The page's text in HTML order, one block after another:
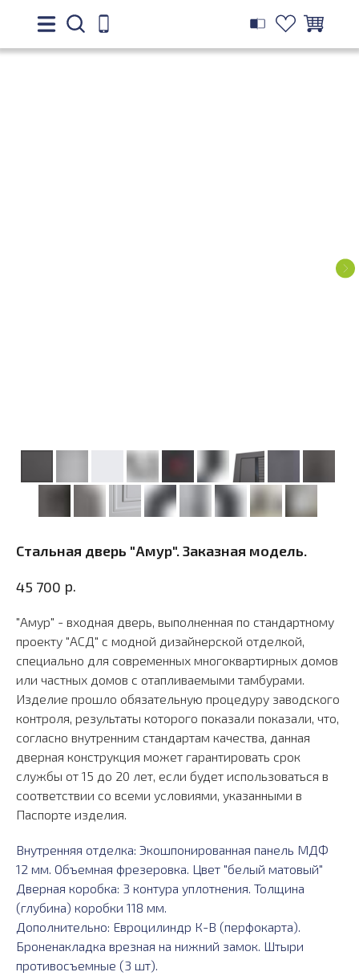
Стальная дверь "Амур". Заказная модель.
45 700 р.
"Амур" - входная дверь, выполненная по стандартному
проекту "АСД" с модной дизайнерской отделкой,
специально для современных многоквартирных домов
или частных домов с отапливаемыми тамбурами.
Изделие прошло обязательную процедуру заводского
контроля, результаты которого показали показали, что,
согласно внутренним стандартам качества, данная
дверная конструкция может гарантировать срок
службы от 15 до 20 лет, если будет использоваться в
соответствии со всеми условиями, указанными в
Паспорте изделия.
Внутренняя отделка: Экошпонированная панель МДФ
12 мм. Объемная фрезеровка. Цвет "белый матовый"
Дверная коробка: 3 контура уплотнения. Толщина
(глубина) коробки 118 мм.
Дополнительно: Евроцилиндр К-В (перфокарта).
Броненакладка врезная на нижний замок. Штыри
противосъемные (3 шт).